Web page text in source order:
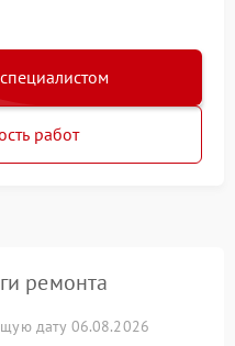
работ
ремонта
дату 06.08.2026